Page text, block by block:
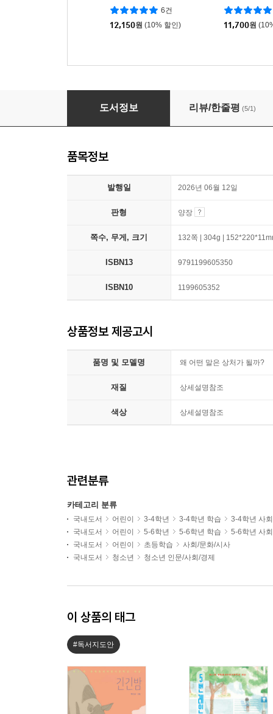
6건
12,150원 (10% 할인) 11,700원
왜 어떤 말은 상처가 될까?
도서정보 리뷰/한줄평 (5/1)
품목정보
발행일 2026년 06월 12일
판형 양장
쪽수, 무게, 크기 132쪽 | 304g |
ISBN13 9791199605350
ISBN10 1199605352
상품정보 제공고시
품명 및 모델명 왜 어떤 말은 상처가 될까?
재질 상세설명참조
색상 상세설명참조
관련분류
카테고리 분류
국내도서 어린이 3-4학년 3-4학년 학습
3-4학년 사
국내도서
어린이 5-6학년 5-6학년 학습
5-6학년 사
국내도서
어린이 초등학습
사회/문화/시사
국내도서
청소년 청소년 인문/사회/경제
이 상품의 태그
#독서지도안